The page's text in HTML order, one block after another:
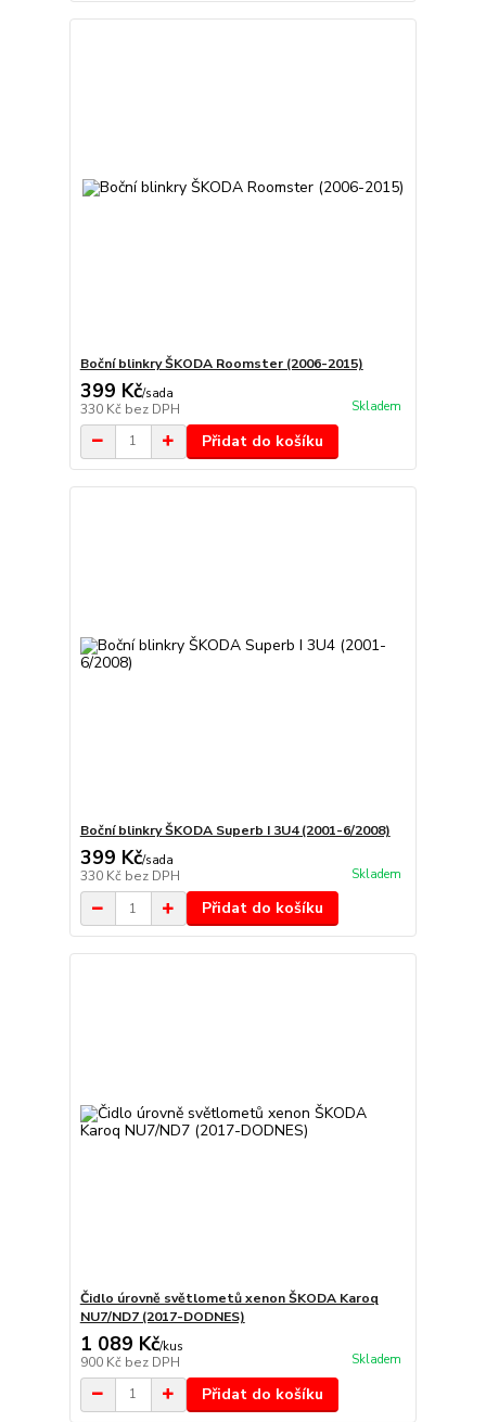
Boční blinkry ŠKODA Roomster (2006-2015)
399 Kč/sada
330 Kč bez DPH Skladem
Přidat do košíku
Boční blinkry ŠKODA Superb I 3U4 (2001-6/2008)
399 Kč/sada
330 Kč bez DPH Skladem
Přidat do košíku
Čidlo úrovně světlometů xenon ŠKODA Karoq
NU7/ND7 (2017-DODNES)
1 089 Kč/kus
900 Kč bez DPH Skladem
Přidat do košíku